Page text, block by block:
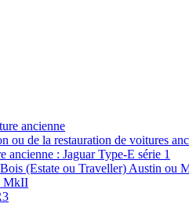
ancienne
ou de la restauration de voitures
ancienne : Jaguar Type-E série 1
(Estate ou Traveller) Austin ou
MkII